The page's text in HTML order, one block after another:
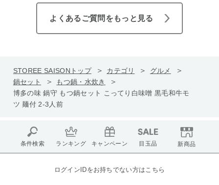
よくあるご質問をもっと見る
STOREE SAISONトップ カテゴリ
グルメ
鍋セット
もつ鍋・水炊き
博多の味 鍋守 もつ鍋セット こってり白味噌 黒毛和牛モ
ツ 麺付 2-3人前
条件検索 ランキング キャンペーン 目玉品 新商品
ログインIDをお持ちでない方はこちら